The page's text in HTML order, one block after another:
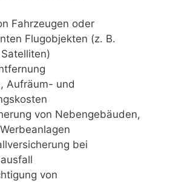
Fahrzeugen oder
Flugobjekten (z. B.
Aufräum- und
von Nebengebäuden,
bei
von